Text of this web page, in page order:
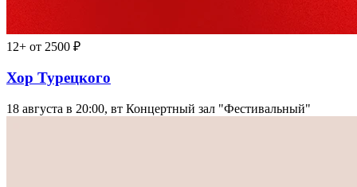
12+ от 2500 ₽
Хор Турецкого
18 августа в 20:00, вт Концертный зал "Фестивальный"